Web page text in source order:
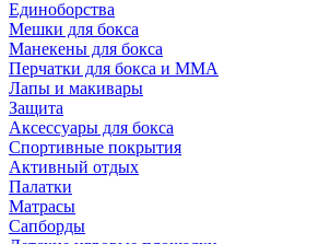
Единоборства
Мешки для бокса
Манекены для бокса
Перчатки для бокса и MMA
Лапы и макивары
Защита
Аксессуары для бокса
Спортивные покрытия
Активный отдых
Палатки
Матрасы
Сапборды